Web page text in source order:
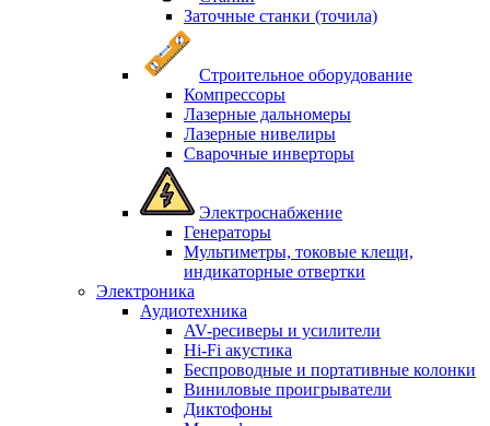
Заточные станки (точила)
Строительное оборудование
Компрессоры
Лазерные дальномеры
Лазерные нивелиры
Сварочные инверторы
Электроснабжение
Генераторы
Мультиметры, токовые клещи,
индикаторные отвертки
Электроника
Аудиотехника
AV-ресиверы и усилители
Hi-Fi акустика
Беспроводные и портативные колонки
Виниловые проигрыватели
Диктофоны